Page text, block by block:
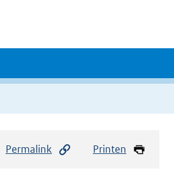
Permalink Printen